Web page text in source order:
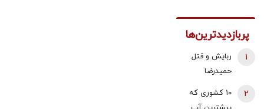
پربازدیدترین‌ها
ربایش و قتل
حمیدرضا
شد/ ارسال
1
10 کشوری که
2